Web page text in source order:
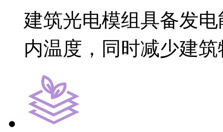
建筑光电模组具备发
内温度，同时减少建筑